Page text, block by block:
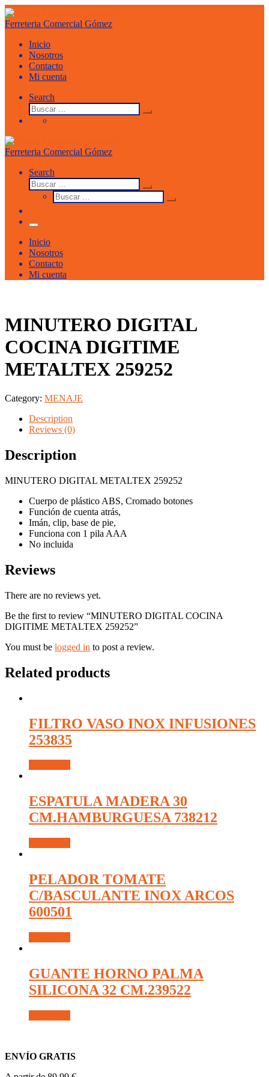
Saltar
al
contenido
Ferreteria Comercial Gómez
Inicio
Nosotros
Contacto
Mi cuenta
Search
Buscar
Buscar
Ferreteria Comercial Gómez
Search
Buscar
Buscar
…
Buscar
Buscar
Menu
Inicio
Nosotros
Contacto
Mi cuenta
MINUTERO DIGITAL
COCINA DIGITIME
METALTEX 259252
Category: MENAJE
Description
Reviews (0)
Description
MINUTERO DIGITAL METALTEX 259252
Cuerpo de plástico ABS, Cromado botones
Función de cuenta atrás,
Imán, clip, base de pie,
Funciona con 1 pila AAA
No incluida
Reviews
There are no reviews yet.
Be the first to review “MINUTERO DIGITAL COCINA
DIGITIME METALTEX 259252”
You must be logged in to post a review.
Related products
FILTRO VASO INOX INFUSIONES
253835
ESPATULA MADERA 30
CM.HAMBURGUESA 738212
PELADOR TOMATE
C/BASCULANTE INOX ARCOS
600501
GUANTE HORNO PALMA
SILICONA 32 CM.239522
ENVÍO GRATIS